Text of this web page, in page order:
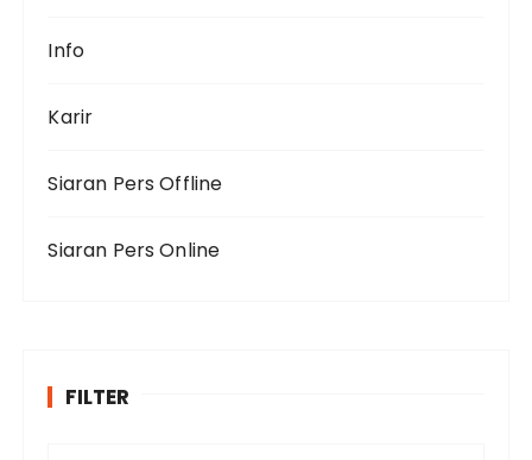
Info
Karir
Siaran Pers Offline
Siaran Pers Online
FILTER